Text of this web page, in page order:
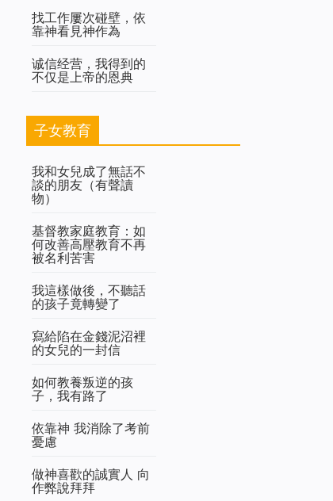
找工作屢次碰壁，依
靠神看見神作為
诚信经营，我得到的
不仅是上帝的恩典
子女教育
我和女兒成了無話不
談的朋友（有聲讀
物）
基督教家庭教育：如
何改善高壓教育不再
被名利苦害
我這樣做後，不聽話
的孩子竟轉變了
寫給陷在金錢泥沼裡
的女兒的一封信
如何教養叛逆的孩
子，我有路了
依靠神 我消除了考前
憂慮
做神喜歡的誠實人 向
作弊說拜拜